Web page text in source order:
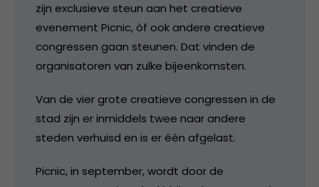
zijn exclusieve steun aan het creatieve
evenement Picnic, òf ook andere creatieve
congressen gaan steunen. Dat vinden de
organisatoren van zulke bijeenkomsten.
Van de vier grote creatieve congressen in de
stad zijn er inmiddels twee naar andere
steden verhuisd en is er één afgelast.
Picnic, in september, wordt door de